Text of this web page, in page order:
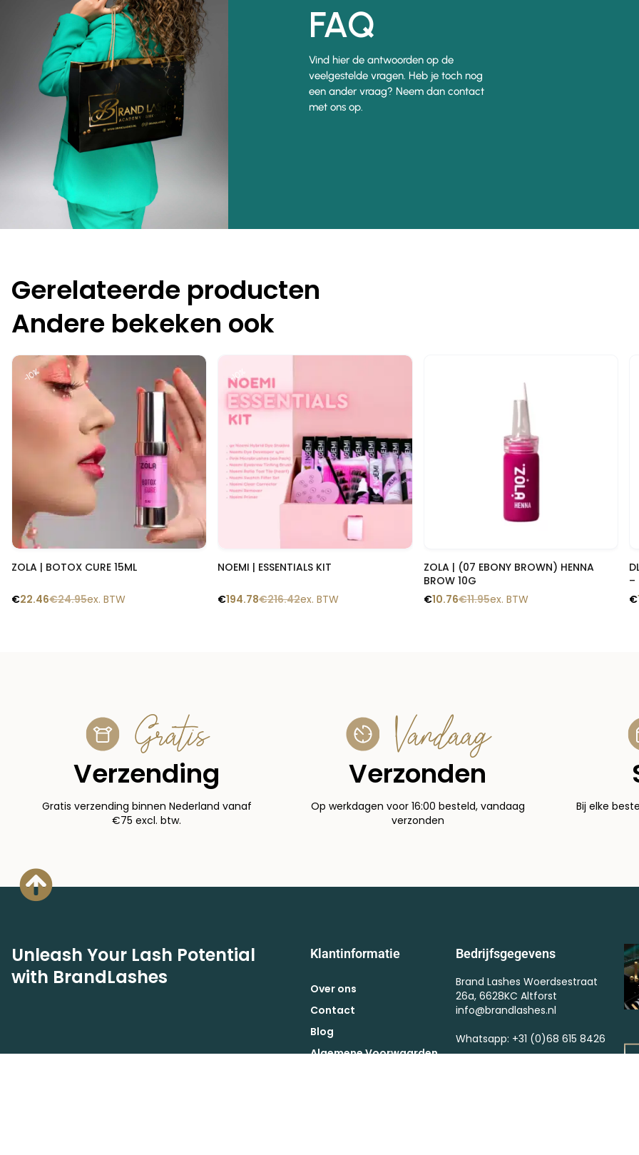
FAQ
Vind hier de antwoorden op de
veelgestelde vragen. Heb je toch nog
een ander vraag? Neem dan contact
met ons op.
Gerelateerde producten
Andere bekeken ook
-10%
Snelle blik
ZOLA | BOTOX CURE 15ML
€24.95
€22.46 ex. BTW
-10%
Snelle blik
NOEMI | ESSENTIALS KIT
€216.42
€194.78 ex. BTW
Snelle blik
ZOLA | (07 EBONY BROWN) HENNA
BROW 10G
€11.95
€10.76 ex. BTW
–
€
Gratis
Verzending
Gratis verzending binnen Nederland vanaf
€75 excl. btw.
Vandaag
Verzonden
Op werkdagen voor 16:00 besteld, vandaag
verzonden
Bij elke
Unleash Your Lash Potential
with BrandLashes
Klantinformatie
Over ons
Contact
Blog
Algemene Voorwaarden
Bedrijfsgegevens
Brand Lashes Woerdsestraat
26a, 6628KC Altforst
info@brandlashes.nl
Whatsapp: +31 (0)68 615 8426